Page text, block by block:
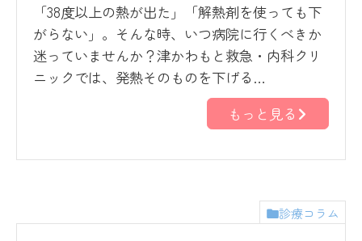
「38度以上の熱が出た」「解熱剤を使っても下
がらない」。そんな時、いつ病院に行くべきか
迷っていませんか？津かわもと救急・内科クリ
ニックでは、発熱そのものを下げる…
もっと見る
診療コラム